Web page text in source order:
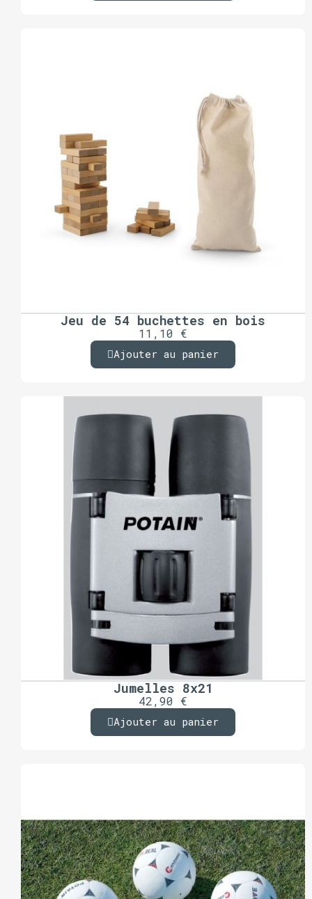
Jeu de 54 buchettes en bois
11,10 €
Ajouter au panier
Jumelles 8x21
42,90 €
Ajouter au panier